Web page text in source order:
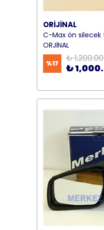
ORİJİNAL
C-Max ön silecek
ORJİNAL
%17 ₺ 1,200.00
₺